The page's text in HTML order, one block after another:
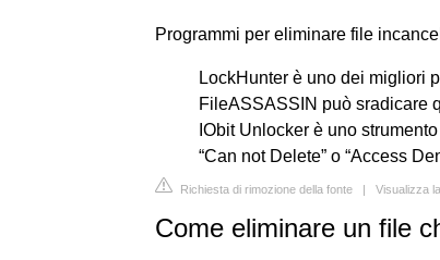
Programmi per eliminare file
LockHunter è uno dei migliori
FileASSASSIN può sradicare
IObit Unlocker è uno
“Can not Delete” o “Access
Richiesta di rimozione della fonte | Visualizza
Come eliminare un file